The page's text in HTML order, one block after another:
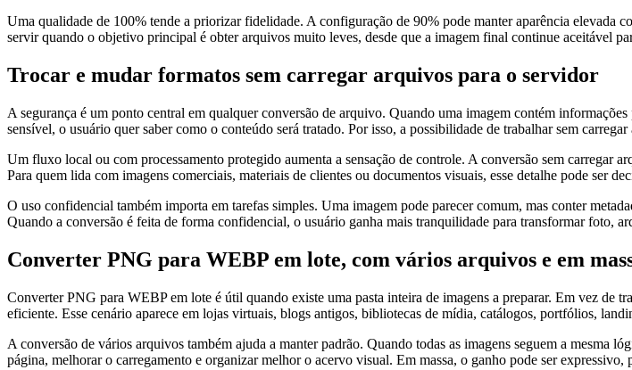
Uma qualidade de 100% tende a priorizar fidelidade. A configuração de 90% pode manter aparência elevada
servir quando o objetivo principal é obter arquivos muito leves, desde que a imagem final continue aceitável
Trocar e mudar formatos sem carregar arquivos para o servidor
A segurança é um ponto central em qualquer conversão de arquivo. Quando uma imagem contém
sensível, o usuário quer saber como o conteúdo será tratado. Por isso, a possibilidade de trabalhar sem
Um fluxo local ou com processamento protegido aumenta a sensação de controle. A conversão sem carregar
Para quem lida com imagens comerciais, materiais de clientes ou documentos visuais, esse detalhe pode ser
O uso confidencial também importa em tarefas simples. Uma imagem pode parecer comum, mas conter
Quando a conversão é feita de forma confidencial, o usuário ganha mais tranquilidade para transformar foto,
Converter PNG para WEBP em lote, com vários arquivos e em
Converter PNG para WEBP em lote é útil quando existe uma pasta inteira de imagens a preparar. Em vez de
eficiente. Esse cenário aparece em lojas virtuais, blogs antigos, bibliotecas de mídia, catálogos, portfólios,
A conversão de vários arquivos também ajuda a manter padrão. Quando todas as imagens seguem a
página, melhorar o carregamento e organizar melhor o acervo visual. Em massa, o ganho pode ser